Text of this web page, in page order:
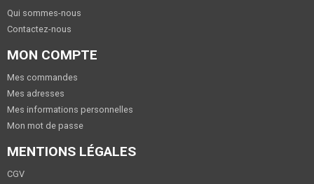
Qui sommes-nous
Contactez-nous
MON COMPTE
Mes commandes
Mes adresses
Mes informations personnelles
Mon mot de passe
MENTIONS LÉGALES
CGV